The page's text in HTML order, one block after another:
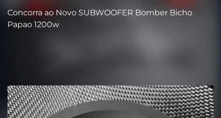
Concorra ao Novo SUBWOOFER Bomber Bicho
Papao 1200w